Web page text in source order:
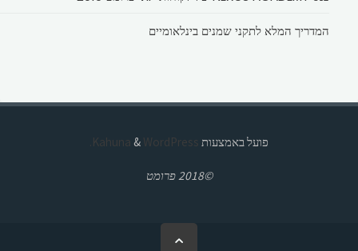
המדריך המלא לתקני שמנים בינלאומיים
פועל באמצעות & WordPress.
©2018 פרומט
בחזרה